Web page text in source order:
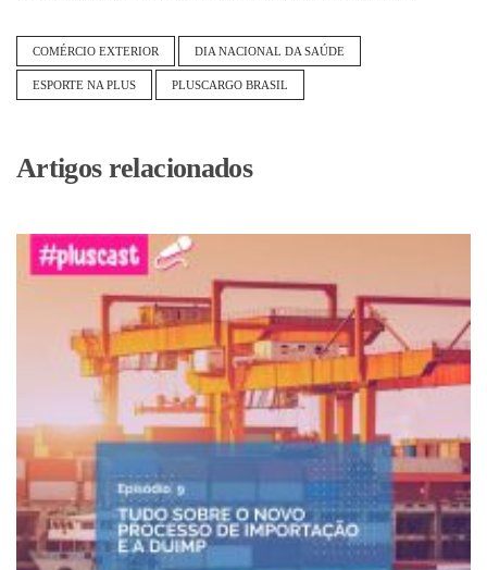
COMÉRCIO EXTERIOR DIA NACIONAL DA SAÚDE
ESPORTE NA PLUS PLUSCARGO BRASIL
Artigos relacionados